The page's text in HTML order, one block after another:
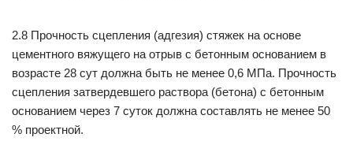
2.8 Прочность сцепления (адгезия) стяжек на основе
цементного вяжущего на отрыв с бетонным основанием в
возрасте 28 сут должна быть не менее 0,6 МПа. Прочность
сцепления затвердевшего раствора (бетона) с бетонным
основанием через 7 суток должна составлять не менее 50
% проектной.